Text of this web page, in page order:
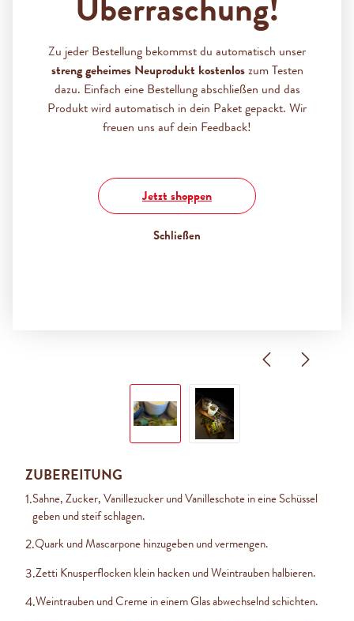
Bildergalerie überspringen
An dieser Stelle befindet sich ein externes Video. Du
musst unseren erweitertenCookies zustimmen, um den
Inhalt abzuspielen.
ZUBEREITUNG
1.Sahne, Zucker, Vanillezucker und Vanilleschote in eine Schüssel
geben und steif schlagen.
2.Quark und Mascarpone hinzugeben und vermengen.
3.Zetti Knusperflocken klein hacken und Weintrauben halbieren.
4.Weintrauben und Creme in einem Glas abwechselnd schichten.
Zu jeder Bestellung bekommst du automatisch unser
streng geheimes Neuprodukt kostenloszum Testen
dazu. Einfach eine Bestellung abschließen und das
Produkt wird automatisch in dein Paket gepackt. Wir
freuen uns auf dein Feedback!
Jetzt shoppen
Schließen